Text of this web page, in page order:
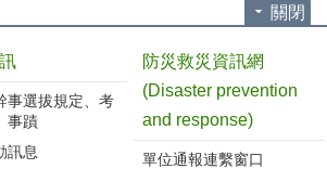
關閉
事選拔規定、考
事蹟
訊息
防災救災資訊網
(Disaster prevention
and response)
單位通報連繫窗口